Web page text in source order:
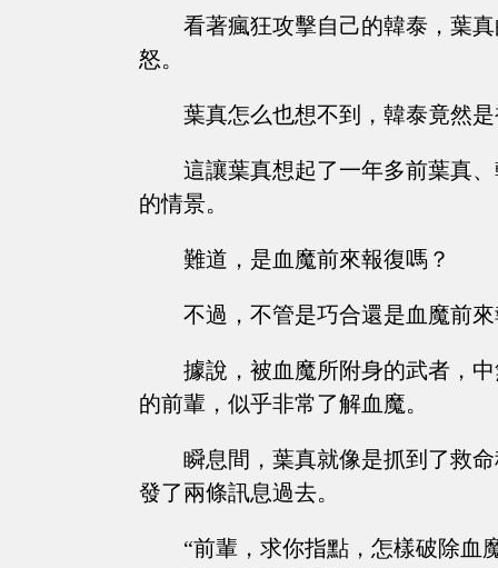
看著瘋狂攻擊自己的韓泰，葉
怒。
葉真怎么也想不到，韓泰竟然
這讓葉真想起了一年多前葉真
的情景。
難道，是血魔前來報復嗎？
不過，不管是巧合還是血魔前
據說，被血魔所附身的武者，
的前輩，似乎非常了解血魔。
瞬息間，葉真就像是抓到了救
發了兩條訊息過去。
“前輩，求你指點，怎樣破除血